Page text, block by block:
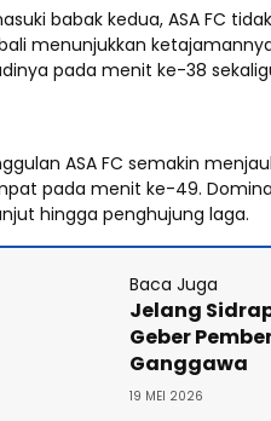
babak kedua, ASA FC
menunjukkan
pada menit ke-38
ASA FC semakin
pada menit ke-49.
hingga penghujung laga.
Baca Juga
Jelang
Geber
Ganggawa
19 MEI 2026